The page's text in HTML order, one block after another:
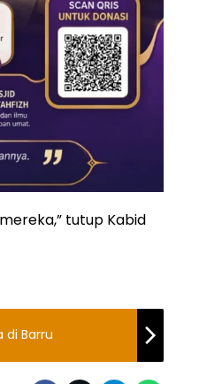
tutup Kabid
di Barru